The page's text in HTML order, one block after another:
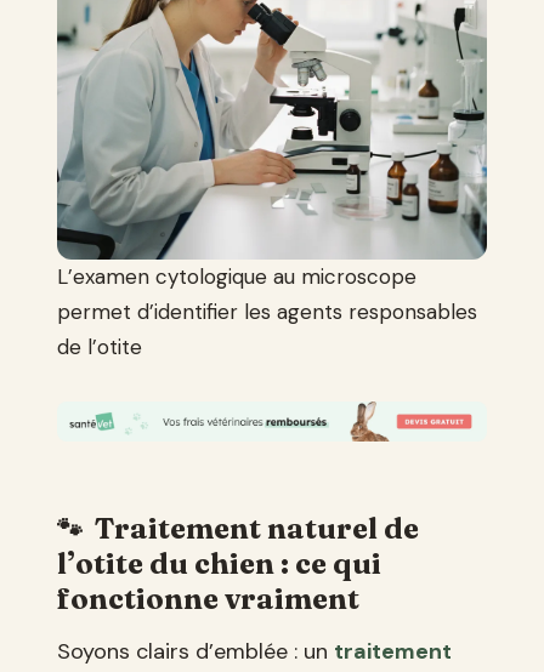
L’examen cytologique au microscope
permet d’identifier les agents responsables
de l’otite
Traitement naturel de
l’otite du chien : ce qui
fonctionne vraiment
Soyons clairs d’emblée : un traitement